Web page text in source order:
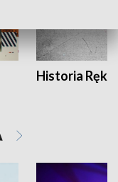
Historia Ręką